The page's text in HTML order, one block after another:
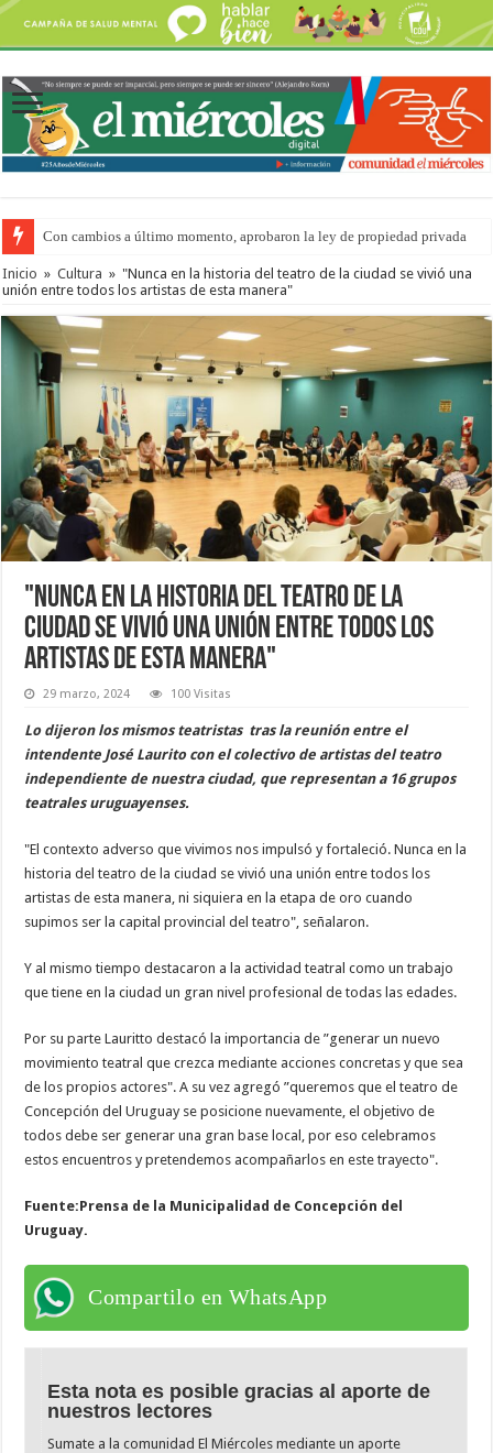
Con cambios a último momento, aprobaron la ley de propiedad privada
Inicio » Cultura » "Nunca en la historia del teatro de la ciudad se vivió una
unión entre todos los artistas de esta manera"
"Nunca en la historia del teatro de la
ciudad se vivió una unión entre todos los
artistas de esta manera"
29 marzo, 2024 100 Visitas
Lo dijeron los mismos teatristas tras la reunión entre el
intendente José Laurito con el colectivo de artistas del teatro
independiente de nuestra ciudad, que representan a 16 grupos
teatrales uruguayenses.
"El contexto adverso que vivimos nos impulsó y fortaleció. Nunca en la
historia del teatro de la ciudad se vivió una unión entre todos los
artistas de esta manera, ni siquiera en la etapa de oro cuando
supimos ser la capital provincial del teatro", señalaron.
Y al mismo tiempo destacaron a la actividad teatral como un trabajo
que tiene en la ciudad un gran nivel profesional de todas las edades.
Por su parte Lauritto destacó la importancia de ”generar un nuevo
movimiento teatral que crezca mediante acciones concretas y que sea
de los propios actores". A su vez agregó ”queremos que el teatro de
Concepción del Uruguay se posicione nuevamente, el objetivo de
todos debe ser generar una gran base local, por eso celebramos
estos encuentros y pretendemos acompañarlos en este trayecto".
Fuente:Prensa de la Municipalidad de Concepción del
Uruguay.
Compartilo en WhatsApp
Esta nota es posible gracias al aporte de
nuestros lectores
Sumate a la comunidad El Miércoles mediante un aporte